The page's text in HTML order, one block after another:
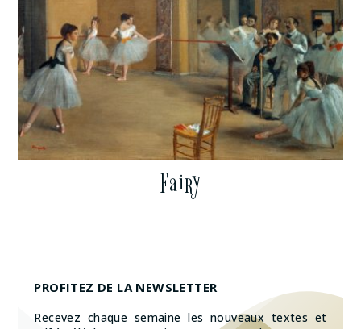
Fairy
PROFITEZ DE LA NEWSLETTER
Recevez chaque semaine les nouveaux textes et